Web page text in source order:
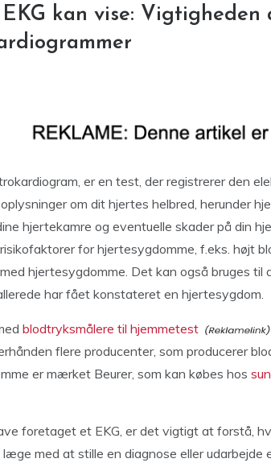
kan vise: Vigtigheden
er en test, der registrerer den
om dit hjertes helbred, herunder
hjertekamre og eventuelle skader på din
for hjertesygdomme, f.eks. højt
hjertesygdomme. Det kan også bruges
har fået konstateret en hjertesygdom.
blodtryksmålere til hjemmetest
flere producenter, som producerer
er mærket Beurer, som kan købes hos
foretaget et EKG, er det vigtigt at forstå,
med at stille en diagnose eller udarbejde